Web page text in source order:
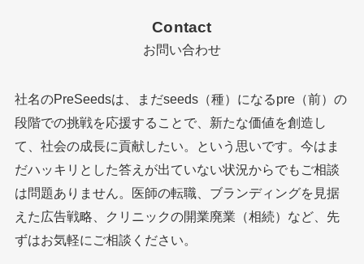
Contact
お問い合わせ
社名のPreSeedsは、まだseeds（種）になるpre（前）の
段階での挑戦を応援することで、新たな価値を創造し
て、社会の成長に貢献したい。という思いです。今はま
だハッキリとした答えが出ていない状況からでもご相談
は問題ありません。医師の転職、ブランディングを見据
えた広告戦略、クリニックの開業廃業（相続）など、先
ずはお気軽にご相談ください。